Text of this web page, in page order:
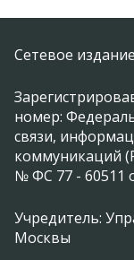
Сетевое
номер:
связи,
коммуникаций
№ ФС 77 - 60511
Учредитель:
Москвы